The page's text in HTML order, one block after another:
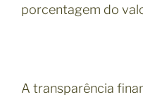
porcentagem do
A transparência